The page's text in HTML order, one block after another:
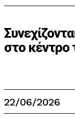
στο κέντρο
22/06/2026